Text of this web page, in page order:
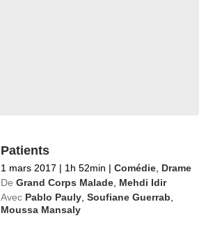
Patients
1 mars 2017 | 1h 52min | Comédie Drame
De Grand Corps Malade Mehdi Idir
Avec Pablo Pauly ,Soufiane Guerrab
Moussa Mansaly